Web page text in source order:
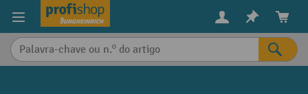
principal